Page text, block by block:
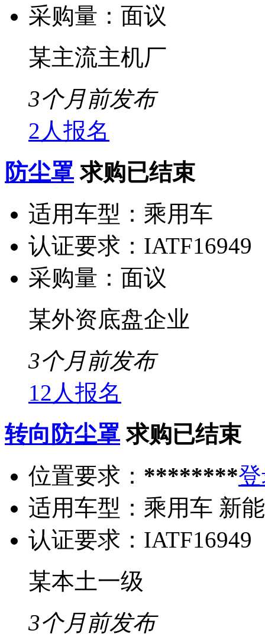
采购量： 面议
某主流主机厂
3个月前发布
2人报名
防尘罩 求购已结束
适用车型： 乘用车
认证要求： IATF16949
采购量： 面议
某外资底盘企业
3个月前发布
12人报名
转向防尘罩 求购已结束
位置要求： ********
适用车型： 乘用车 新
认证要求： IATF16949
某本土一级
3个月前发布